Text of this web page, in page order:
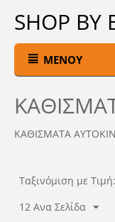
SHOP BY
ΜΕΝΟΎ
ΚΑΘΙΣΜΑΤΑ
Ταξινόμιση με
12 Ανα Σελίδα